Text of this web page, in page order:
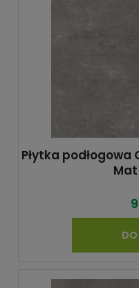
Płytka
Mat